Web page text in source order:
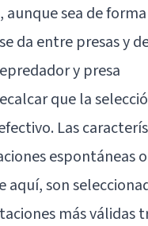
sea de
da entre presas y
y presa
que la
Las
espontáneas
aquí, son
más válidas